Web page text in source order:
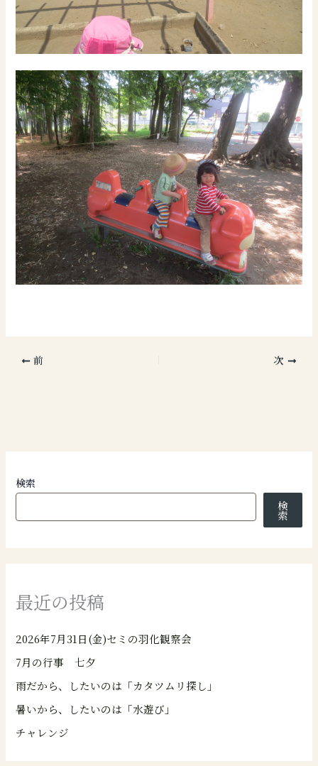
前 次
検索
検
索
最近の投稿
2026年7月31日(金)セミの羽化観察会
7月の行事 七夕
雨だから、したいのは「カタツムリ探し」
暑いから、したいのは「水遊び」
チャレンジ